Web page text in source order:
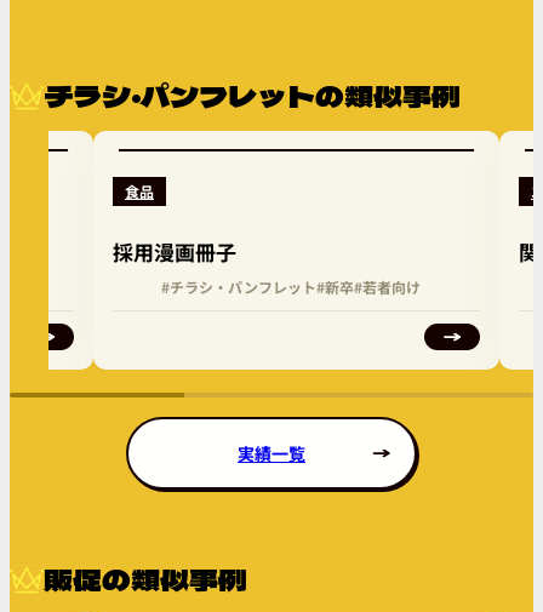
チラシ・パンフレットの類似事例
食品
採用漫画冊子
#チラシ・パンフレット#新卒#若者向け
実績一覧
販促の類似事例